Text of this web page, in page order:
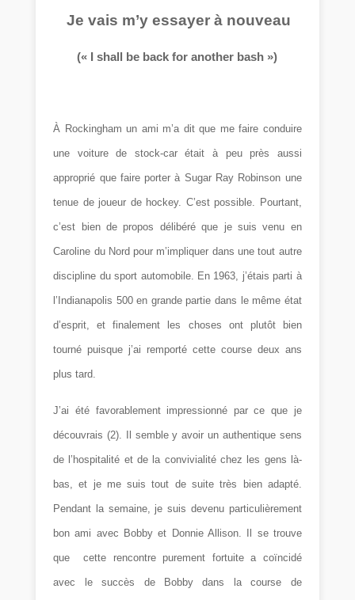
Je vais m’y essayer à nouveau
(« I shall be back for another bash »)
À Rockingham un ami m’a dit que me faire conduire
une voiture de stock-car était à peu près aussi
approprié que faire porter à Sugar Ray Robinson une
tenue de joueur de hockey. C’est possible. Pourtant,
c’est bien de propos délibéré que je suis venu en
Caroline du Nord pour m’impliquer dans une tout autre
discipline du sport automobile. En 1963, j’étais parti à
l’Indianapolis 500 en grande partie dans le même état
d’esprit, et finalement les choses ont plutôt bien
tourné puisque j’ai remporté cette course deux ans
plus tard.
J’ai été favorablement impressionné par ce que je
découvrais(2). Il semble y avoir un authentique sens
de l’hospitalité et de la convivialité chez les gens là-
bas, et je me suis tout de suite très bien adapté.
Pendant la semaine, je suis devenu particulièrement
bon ami avec Bobby et Donnie Allison. Il se trouve
que cette rencontre purement fortuite a coïncidé
avec le succès de Bobby dans la course de